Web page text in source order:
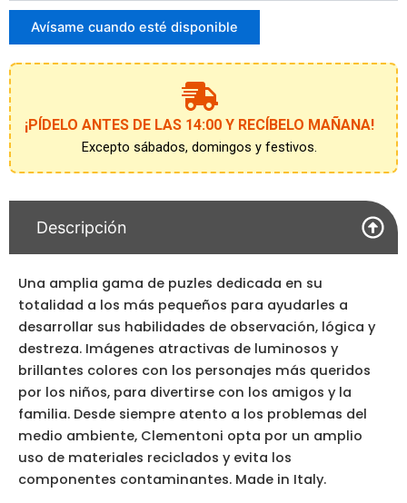
correo
para
unirte
a
la
lista
de
espera
Avísame cuando esté disponible
¡PÍDELO ANTES DE LAS 14:00 Y RECÍBELO MAÑANA!
Excepto sábados, domingos y festivos.
Descripción
Una amplia gama de puzles dedicada en su
totalidad a los más pequeños para ayudarles a
desarrollar sus habilidades de observación, lógica y
destreza. Imágenes atractivas de luminosos y
brillantes colores con los personajes más queridos
por los niños, para divertirse con los amigos y la
familia. Desde siempre atento a los problemas del
medio ambiente, Clementoni opta por un amplio
uso de materiales reciclados y evita los
componentes contaminantes. Made in Italy.